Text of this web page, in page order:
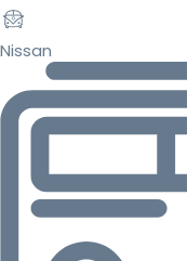
Nissan